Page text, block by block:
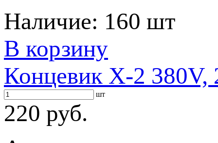
Наличие: 160 шт
В корзину
Концевик X-2 380V,
шт
220 руб.